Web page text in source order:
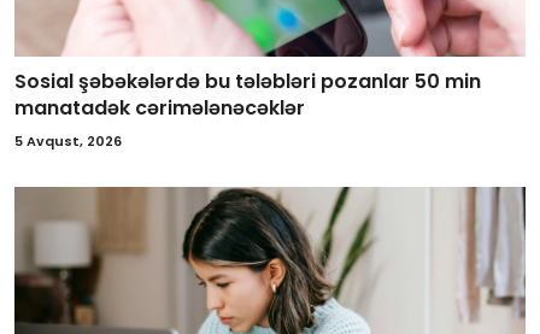
Sosial şəbəkələrdə bu tələbləri pozanlar 50 min
manatadək cərimələnəcəklər
5 Avqust, 2026